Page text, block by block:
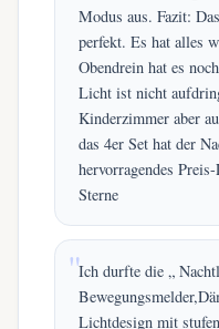
Modus aus. Fazit:
perfekt. Es hat alles
Obendrein hat es
Licht ist nicht
Kinderzimmer aber
das 4er Set hat der
hervorragendes
Sterne
Ich durfte die „
Lichtdesign mit